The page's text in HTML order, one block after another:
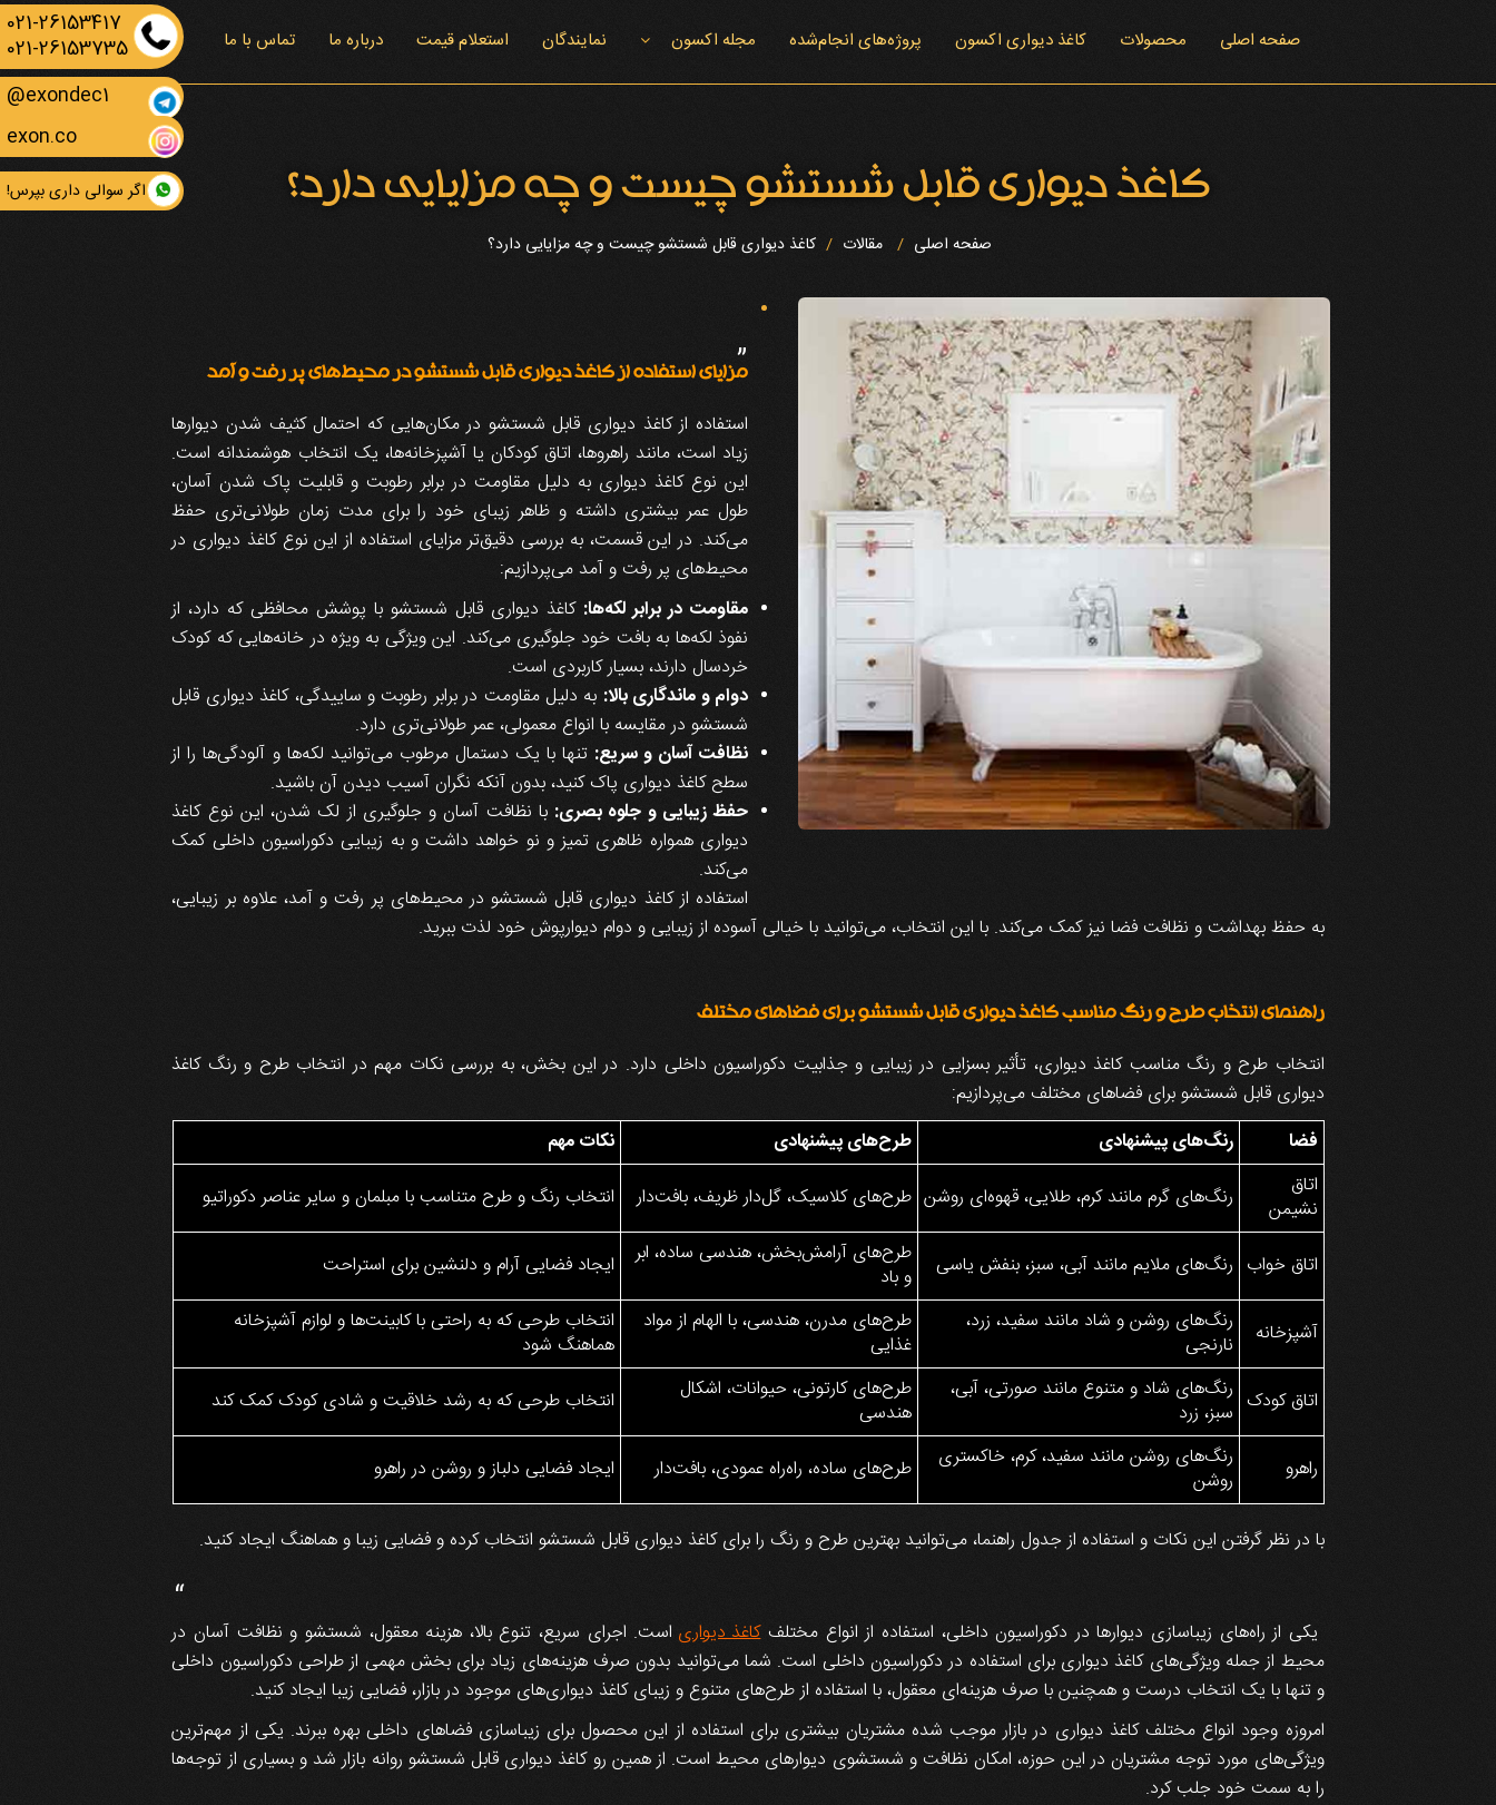
صفحه اصلی محصولات کاغذ دیواری اکسون پروژه‌های انجام‌شده
مجله اکسون
نمایندگان استعلام قیمت درباره ما تماس با ما
کاغذ دیواری قابل شستشو چیست و چه مزایایی دارد؟
صفحه اصلی مقالات کاغذ دیواری قابل شستشو چیست و چه مزایایی دارد؟
”
مزایای استفاده از کاغذ دیواری قابل شستشو در محیط‌های پر رفت و آمد
استفاده از کاغذ دیواری قابل شستشو در مکان‌هایی که احتمال کثیف شدن دیوارها
زیاد است، مانند راهروها، اتاق کودکان یا آشپزخانه‌ها، یک انتخاب هوشمندانه است.
این نوع کاغذ دیواری به دلیل مقاومت در برابر رطوبت و قابلیت پاک شدن آسان،
طول عمر بیشتری داشته و ظاهر زیبای خود را برای مدت زمان طولانی‌تری حفظ
می‌کند. در این قسمت، به بررسی دقیق‌تر مزایای استفاده از این نوع کاغذ دیواری در
محیط‌های پر رفت و آمد می‌پردازیم:
مقاومت در برابر لکه‌ها: کاغذ دیواری قابل شستشو با پوشش محافظی که دارد، از
نفوذ لکه‌ها به بافت خود جلوگیری می‌کند. این ویژگی به ویژه در خانه‌هایی که کودک
خردسال دارند، بسیار کاربردی است.
دوام و ماندگاری بالا: به دلیل مقاومت در برابر رطوبت و ساییدگی، کاغذ دیواری قابل
شستشو در مقایسه با انواع معمولی، عمر طولانی‌تری دارد.
نظافت آسان و سریع: تنها با یک دستمال مرطوب می‌توانید لکه‌ها و آلودگی‌ها را از
سطح کاغذ دیواری پاک کنید، بدون آنکه نگران آسیب دیدن آن باشید.
حفظ زیبایی و جلوه بصری: با نظافت آسان و جلوگیری از لک شدن، این نوع کاغذ
دیواری همواره ظاهری تمیز و نو خواهد داشت و به زیبایی دکوراسیون داخلی کمک
می‌کند.
استفاده از کاغذ دیواری قابل شستشو در محیط‌های پر رفت و آمد، علاوه بر زیبایی،
به حفظ بهداشت و نظافت فضا نیز کمک می‌کند. با این انتخاب، می‌توانید با خیالی آسوده از زیبایی و دوام دیوارپوش خود لذت ببرید.
راهنمای انتخاب طرح و رنگ مناسب کاغذ دیواری قابل شستشو برای فضاهای مختلف
انتخاب طرح و رنگ مناسب کاغذ دیواری، تأثیر بسزایی در زیبایی و جذابیت دکوراسیون داخلی دارد. در این بخش، به بررسی نکات مهم در انتخاب طرح و رنگ کاغذ
دیواری قابل شستشو برای فضاهای مختلف می‌پردازیم:
فضا
رنگ‌های پیشنهادی طرح‌های پیشنهادی
نکات مهم
اتاق
نشیمن
رنگ‌های گرم مانند کرم، طلایی، قهوه‌ای روشن طرح‌های کلاسیک، گل‌دار ظریف، بافت‌دار انتخاب رنگ و طرح متناسب با مبلمان و سایر عناصر دکوراتیو
اتاق خواب رنگ‌های ملایم مانند آبی، سبز، بنفش یاسی
طرح‌های آرامش‌بخش، هندسی ساده، ابر
و باد
ایجاد فضایی آرام و دلنشین برای استراحت
آشپزخانه
رنگ‌های روشن و شاد مانند سفید، زرد،
نارنجی
طرح‌های مدرن، هندسی، با الهام از مواد
غذایی
انتخاب طرحی که به راحتی با کابینت‌ها و لوازم آشپزخانه
هماهنگ شود
اتاق کودک رنگ‌های شاد و متنوع مانند صورتی، آبی،
سبز، زرد
طرح‌های کارتونی، حیوانات، اشکال
هندسی
انتخاب طرحی که به رشد خلاقیت و شادی کودک کمک کند
راهرو
رنگ‌های روشن مانند سفید، کرم، خاکستری
روشن
طرح‌های ساده، راه‌راه عمودی، بافت‌دار ایجاد فضایی دلباز و روشن در راهرو
با در نظر گرفتن این نکات و استفاده از جدول راهنما، می‌توانید بهترین طرح و رنگ را برای کاغذ دیواری قابل شستشو انتخاب کرده و فضایی زیبا و هماهنگ ایجاد کنید.
“
یکی از راه‌های زیباسازی دیوارها در دکوراسیون داخلی، استفاده از انواع مختلفکاغذ دیواری است. اجرای سریع، تنوع بالا، هزینه معقول، شستشو و نظافت آسان در
محیط از جمله ویژگی‌های کاغذ دیواری برای استفاده در دکوراسیون داخلی است. شما می‌توانید بدون صرف هزینه‌های زیاد برای بخش مهمی از طراحی دکوراسیون داخلی
و تنها با یک انتخاب درست و همچنین با صرف هزینه‌ای معقول، با استفاده از طرح‌های متنوع و زیبای کاغذ دیواری‌های موجود در بازار، فضایی زیبا ایجاد کنید.
امروزه وجود انواع مختلف کاغذ دیواری در بازار موجب شده مشتریان بیشتری برای استفاده از این محصول برای زیباسازی فضاهای داخلی بهره ببرند. یکی از مهم‌ترین
ویژگی‌های مورد توجه مشتریان در این حوزه، امکان نظافت و شستشوی دیوارهای محیط است. از همین رو کاغذ دیواری‌ قابل شستشو روانه بازار شد و بسیاری از توجه‌ها
را به سمت خود جلب کرد.
021-26153417
021-26153735
exondec1@
exon.co
اگر سوالی داری بپرس!